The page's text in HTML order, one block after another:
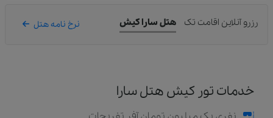
خدمات تور کیش هتل سارا
رزرو آنلاین اقامت تک هتل سارا کیش نرخ نامه هتل